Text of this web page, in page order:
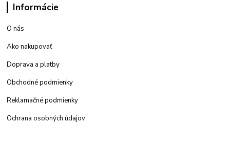
Informácie
O nás
Ako nakupovať
Doprava a platby
Obchodné podmienky
Reklamačné podmienky
Ochrana osobných údajov